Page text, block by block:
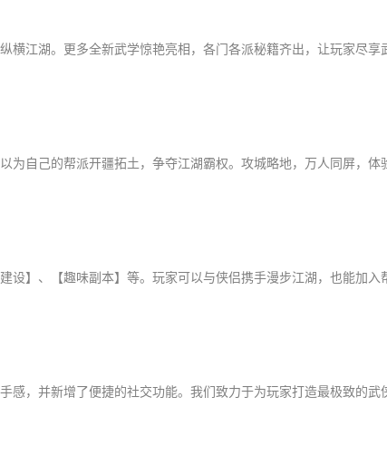
横江湖。更多全新武学惊艳亮相，各门各派秘籍齐出，让玩家尽享
为自己的帮派开疆拓土，争夺江湖霸权。攻城略地，万人同屏，体
】、【趣味副本】等。玩家可以与侠侣携手漫步江湖，也能加入
感，并新增了便捷的社交功能。我们致力于为玩家打造最极致的武